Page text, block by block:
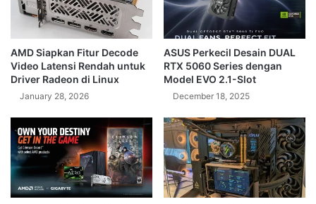
AMD Siapkan Fitur Decode
Video Latensi Rendah untuk
Driver Radeon di Linux
January 28, 2026
ASUS Perkecil Desain DUAL
RTX 5060 Series dengan
Model EVO 2.1-Slot
December 18, 2025